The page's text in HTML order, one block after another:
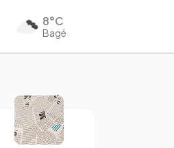
8°C
Bagé